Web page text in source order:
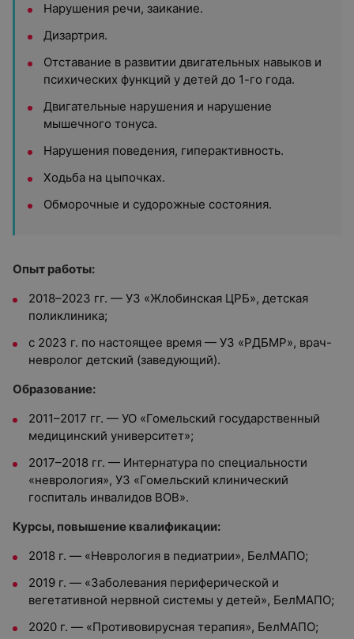
Нарушения речи, заикание.
Дизартрия.
Отставание в развитии двигательных навыков и
психических функций у детей до 1-го года.
Двигательные нарушения и нарушение
мышечного тонуса.
Нарушения поведения, гиперактивность.
Ходьба на цыпочках.
Обморочные и судорожные состояния.
Опыт работы:
2018–2023 гг. — УЗ «Жлобинская ЦРБ», детская
поликлиника;
с 2023 г. по настоящее время — УЗ «РДБМР», врач-
невролог детский (заведующий).
Образование:
2011–2017 гг. — УО «Гомельский государственный
медицинский университет»;
2017–2018 гг. — Интернатура по специальности
«неврология», УЗ «Гомельский клинический
госпиталь инвалидов ВОВ».
Курсы, повышение квалификации:
2018 г. — «Неврология в педиатрии», БелМАПО;
2019 г. — «Заболевания периферической и
вегетативной нервной системы у детей», БелМАПО;
2020 г. — «Противовирусная терапия», БелМАПО;